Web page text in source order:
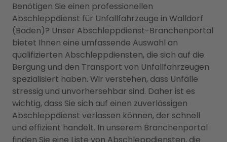
Benötigen Sie einen professionellen
Abschleppdienst für Unfallfahrzeuge in Walldorf
(Baden)? Unser Abschleppdienst-Branchenportal
bietet Ihnen eine umfassende Auswahl an
qualifizierten Abschleppdiensten, die sich auf die
Bergung und den Transport von Unfallfahrzeugen
spezialisiert haben. Wir verstehen, dass Unfälle
stressig und unvorhersehbar sind. Daher ist es
wichtig, dass Sie sich auf einen zuverlässigen
Abschleppdienst verlassen können, der schnell
und effizient handelt. In unserem Branchenportal